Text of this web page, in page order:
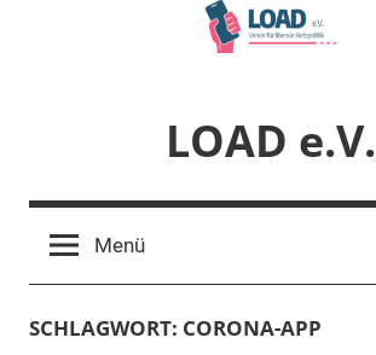
LOAD e.V.
liberale
Menü
SCHLAGWORT: CORONA-APP